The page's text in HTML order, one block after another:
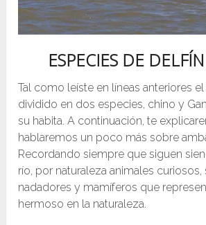
ESPECIES DE
Tal como leíste en líneas anteriores
dividido en dos especies, chino y
su habita. A continuación, te
hablaremos un poco más sobre
Recordando siempre que siguen
río, por naturaleza animales curiosos,
nadadores y mamíferos que
hermoso en la naturaleza.